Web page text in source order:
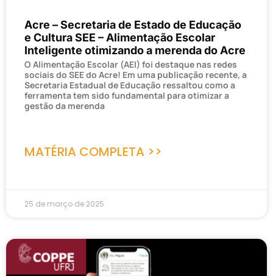
Acre – Secretaria de Estado de Educação
e Cultura SEE – Alimentação Escolar
Inteligente otimizando a merenda do Acre
O Alimentação Escolar (AEI) foi destaque nas redes
sociais do SEE do Acre! Em uma publicação recente, a
Secretaria Estadual de Educação ressaltou como a
ferramenta tem sido fundamental para otimizar a
gestão da merenda
MATÉRIA COMPLETA >>
25 de março de 2025